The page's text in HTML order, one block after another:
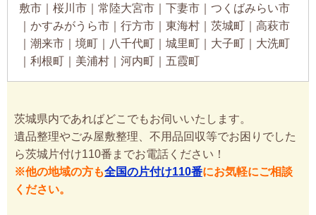
敷市｜桜川市｜常陸大宮市｜下妻市｜つくばみらい市
｜かすみがうら市｜行方市｜東海村｜茨城町｜高萩市
｜潮来市｜境町｜八千代町｜城里町｜大子町｜大洗町
｜利根町｜美浦村｜河内町｜五霞町
茨城県内であればどこでもお伺いいたします。
遺品整理やごみ屋敷整理、不用品回収等でお困りでした
ら茨城片付け110番までお電話ください！
※他の地域の方も全国の片付け110番にお気軽にご相談
ください。